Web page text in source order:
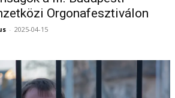
Orgonafesztiválon
- 2025-04-15